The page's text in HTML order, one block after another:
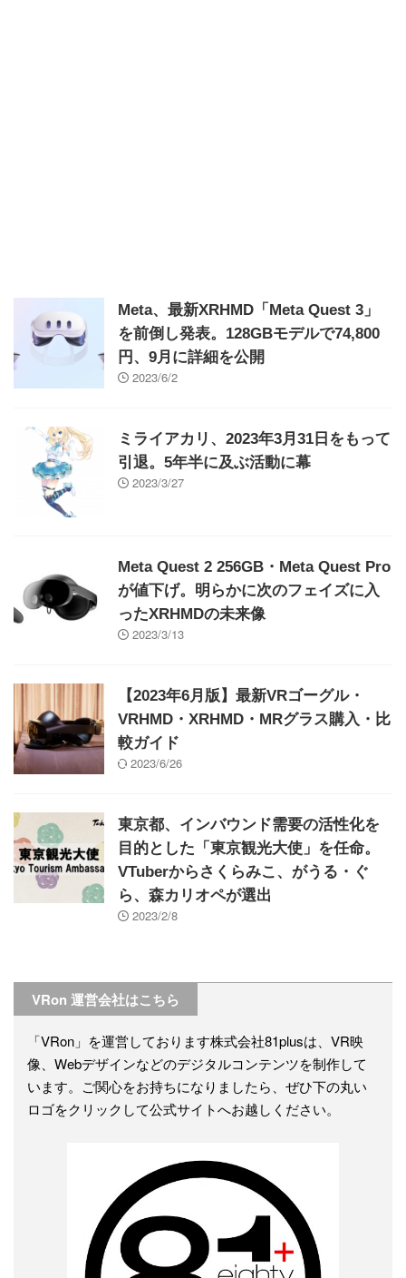
Meta、最新XRHMD「Meta Quest 3」
を前倒し発表。128GBモデルで74,800
円、9月に詳細を公開
2023/6/2
ミライアカリ、2023年3月31日をもって
引退。5年半に及ぶ活動に幕
2023/3/27
Meta Quest 2 256GB・Meta Quest Pro
が値下げ。明らかに次のフェイズに入
ったXRHMDの未来像
2023/3/13
【2023年6月版】最新VRゴーグル・
VRHMD・XRHMD・MRグラス購入・比
較ガイド
2023/6/26
東京都、インバウンド需要の活性化を
目的とした「東京観光大使」を任命。
VTuberからさくらみこ、がうる・ぐ
ら、森カリオペが選出
2023/2/8
VRon 運営会社はこちら
「VRon」を運営しております株式会社81plusは、VR映
像、Webデザインなどのデジタルコンテンツを制作して
います。ご関心をお持ちになりましたら、ぜひ下の丸い
ロゴをクリックして公式サイトへお越しください。